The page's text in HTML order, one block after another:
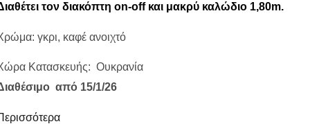
τον διακόπτη on-off και μακρύ καλώδιο 1,80m.
γκρι, καφέ ανοιχτό
Κατασκευής: Ουκρανία
από 15/1/26